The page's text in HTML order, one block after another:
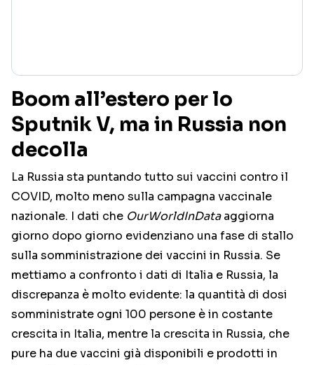
Boom all’estero per lo
Sputnik V, ma in Russia non
decolla
La Russia sta puntando tutto sui vaccini contro il
COVID, molto meno sulla campagna vaccinale
nazionale. I dati che OurWorldInDataaggiorna
giorno dopo giorno evidenziano una fase di stallo
sulla somministrazione dei vaccini in Russia. Se
mettiamo a confronto i dati di Italia e Russia, la
discrepanza è molto evidente: la quantità di dosi
somministrate ogni 100 persone è in costante
crescita in Italia, mentre la crescita in Russia, che
pure ha due vaccini già disponibili e prodotti in